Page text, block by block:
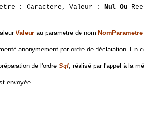
: Caractere, Valeur : Nul Ou
Valeurau paramètre de nom NomParametre
anonymement par ordre de déclaration.
de l'ordre Sql, réalisé par l'appel à la
envoyée.